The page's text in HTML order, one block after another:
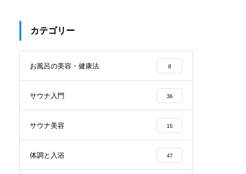
カテゴリー
お風呂の美容・健康法 8
サウナ入門 36
サウナ美容 15
体調と入浴 47